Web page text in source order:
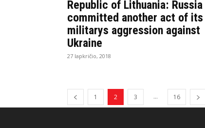
Republic of Lithuania: Russia
committed another act of its
militarys aggression against
Ukraine
27 lapkričio, 2018
1 2 3 ... 16